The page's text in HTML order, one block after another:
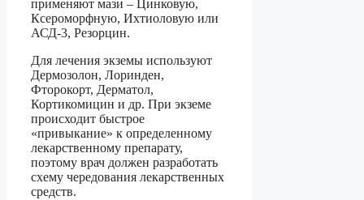
применяют мази – Цинковую,
Ксероморфную, Ихтиоловую или
АСД-3, Резорцин.
Для лечения экземы используют
Дермозолон, Лоринден,
Фторокорт, Дерматол,
Кортикомицин и др. При экземе
происходит быстрое
«привыкание» к определенному
лекарственному препарату,
поэтому врач должен разработать
схему чередования лекарственных
средств.